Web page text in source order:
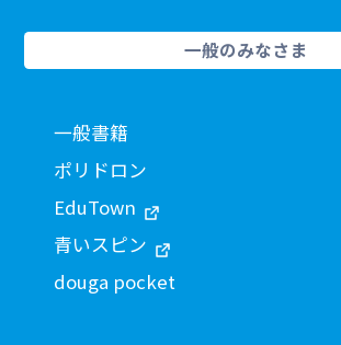
一般のみなさま
一般書籍
ポリドロン
EduTown
青いスピン
douga pocket